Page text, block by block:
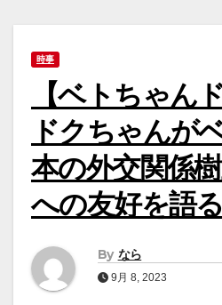
時事
【ベトちゃん
ドクちゃんが
本の外交関係
への友好を語る
By なら
9月 8, 2023